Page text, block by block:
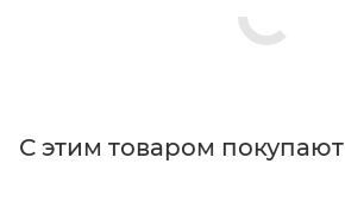
С этим товаром покупают